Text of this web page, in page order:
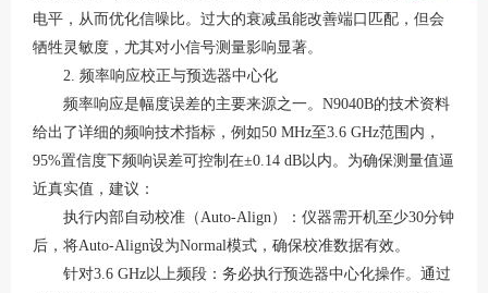
电平，从而优化信噪比。过大的衰减虽能改善端口匹配，但会
牺牲灵敏度，尤其对小信号测量影响显著。
2. 频率响应校正与预选器中心化
频率响应是幅度误差的主要来源之一。 N9040B的技术资料
给出了详细的频响技术指标，例如50 MHz至3.6 GHz范围内，
95%置信度下频响误差可控制在±0.14 dB以内。为确保测量值逼
近真实值，建议：
执行内部自动校准（Auto-Align）：仪器需开机至少30分钟
后，将Auto-Align设为Normal模式，确保校准数据有效。
针对3.6 GHz以上频段：务必执行预选器中心化操作。通过